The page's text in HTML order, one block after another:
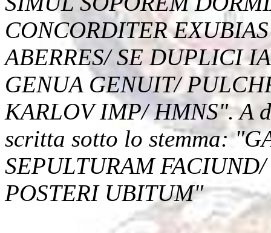
CONCORDITER
ABERRES/ SE DUPLICI
GENUA GENUIT/
KARLOV IMP/ HMNS". A
scritta sotto lo stemma:
SEPULTURAM
POSTERI UBITUM"